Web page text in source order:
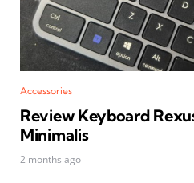
Accessories
Review Keyboard
Minimalis
2 months ago